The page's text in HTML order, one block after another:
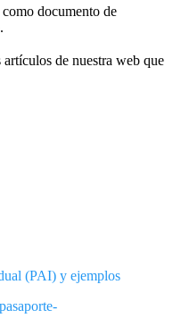
documento de
de nuestra web que
(PAI) y ejemplos